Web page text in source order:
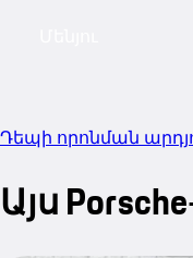
Դեպի որոնման
Այս